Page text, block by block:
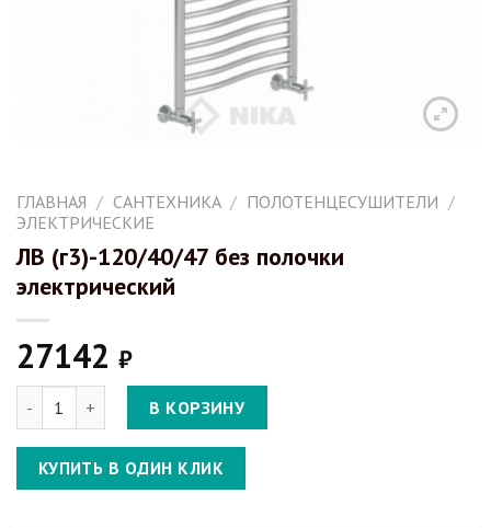
ГЛАВНАЯ / САНТЕХНИКА / ПОЛОТЕНЦЕСУШИТЕЛИ /
ЭЛЕКТРИЧЕСКИЕ
ЛВ (г3)-120/40/47 без полочки
электрический
27142 ₽
Количество ЛВ (г3)-120/40/47 без полочки электрический
В КОРЗИНУ
КУПИТЬ В ОДИН КЛИК